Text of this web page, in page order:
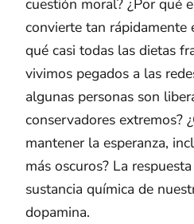
convierte tan rápidamente
qué casi todas las dietas
vivimos pegados a las
algunas personas son
conservadores extremos?
mantener la esperanza,
más oscuros? La
sustancia química de
dopamina.